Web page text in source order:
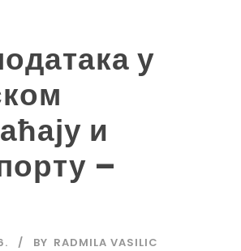
у
и
–
BY RADMILA VASILIC